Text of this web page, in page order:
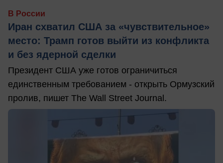
В России
Иран схватил США за «чувствительное»
место: Трамп готов выйти из конфликта
и без ядерной сделки
Президент США уже готов ограничиться
единственным требованием - открыть Ормузский
пролив, пишет The Wall Street Journal.